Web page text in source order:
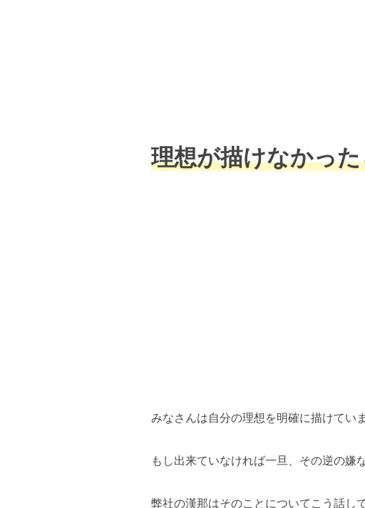
理想が描けなかっ
みなさんは自分の理想を明確に描けてい
もし出来ていなければ一旦、その逆の嫌
弊社の漢那はそのことについてこう話し